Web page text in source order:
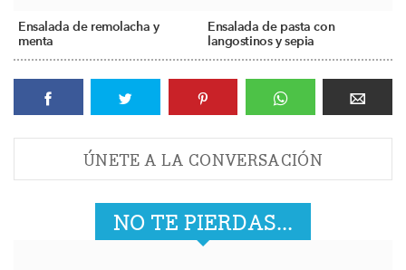
Ensalada de remolacha y
menta
Ensalada de pasta con
langostinos y sepia
ÚNETE A LA CONVERSACIÓN
NO TE PIERDAS...